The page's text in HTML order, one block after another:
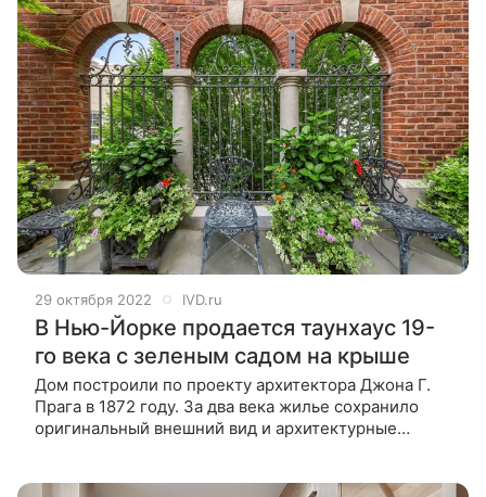
29 октября 2022 IVD.ru
В Нью-Йорке продается таунхаус 19-
го века с зеленым садом на крыше
Дом построили по проекту архитектора Джона Г.
Прага в 1872 году. За два века жилье сохранило
оригинальный внешний вид и архитектурные